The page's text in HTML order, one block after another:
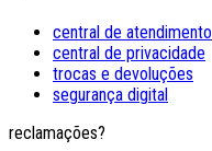
central de atendimento
central de privacidade
trocas e devoluções
segurança digital
reclamações?